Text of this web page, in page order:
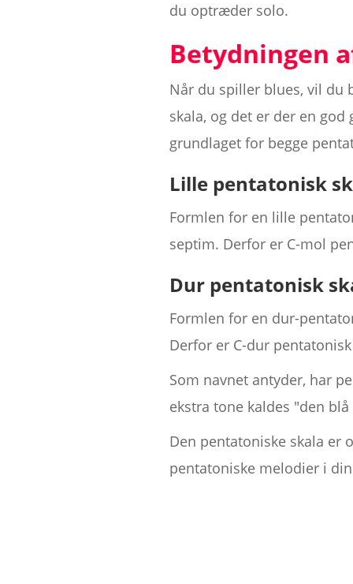
du optræder solo.
Betydningen
Når du spiller blues, vil du
skala, og det er der en
grundlaget for begge
Lille pentatonisk
Formlen for en lille
septim. Derfor er C-mol
Dur pentatonisk
Formlen for en dur-
Derfor er C-dur pentatonisk
Som navnet antyder, har
ekstra tone kaldes "den
Den pentatoniske skala er
pentatoniske melodier i